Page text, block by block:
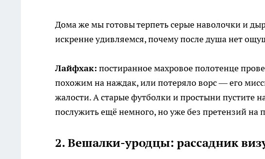
Дома же мы готовы терпеть серые наволочки и
искренне удивляемся, почему после душа нет
Лайфхак: постиранное махровое полотенце
похожим на наждак, или потеряло ворс — его
жалости. А старые футболки и простыни пустите
послужить ещё немного, но уже без претензий на
2. Вешалки-уродцы: рассадник